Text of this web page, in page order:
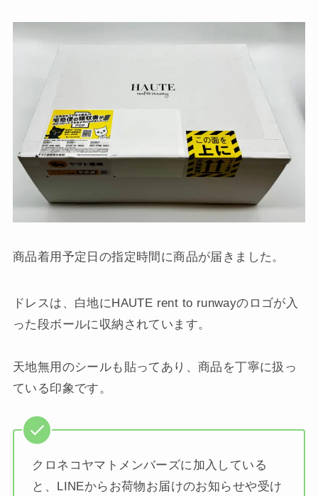
商品着用予定日の指定時間に商品が届きました。
ドレスは、白地にHAUTE rent to runwayのロゴが入
った段ボールに収納されています。
天地無用のシールも貼ってあり、商品を丁寧に扱っ
ている印象です。
クロネコヤマトメンバーズに加入している
と、LINEからお荷物お届けのお知らせや受け